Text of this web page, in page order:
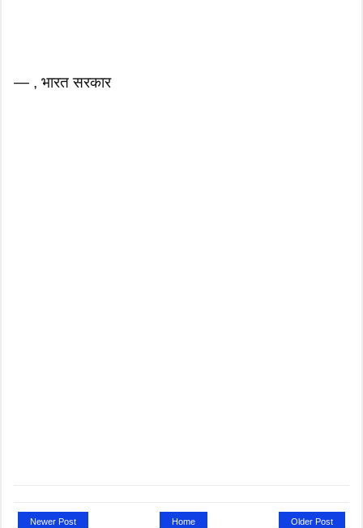
— , भारत सरकार
Newer Post Older Post
Home